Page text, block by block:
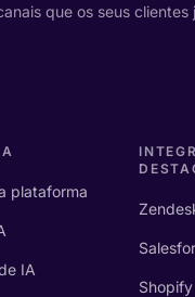
que os seus clientes
plataforma
IA
Shopify